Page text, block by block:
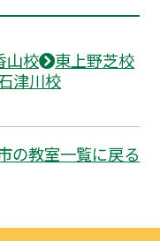
山校
東上野芝校
津川校
の教室一覧に戻る